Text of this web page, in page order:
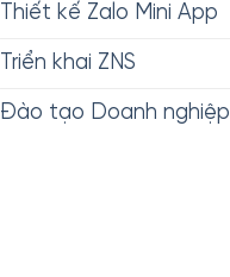
Thiết kế Zalo Mini App
Triển khai ZNS
Đào tạo Doanh nghiệp